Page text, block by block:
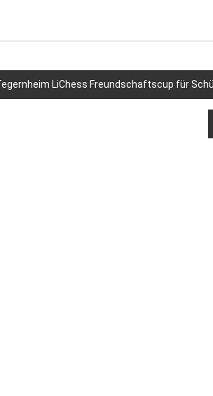
LiChess Freundschaftscup für